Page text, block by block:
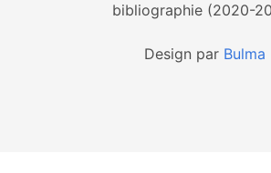
bibliographie (2020-
Design par Bulma